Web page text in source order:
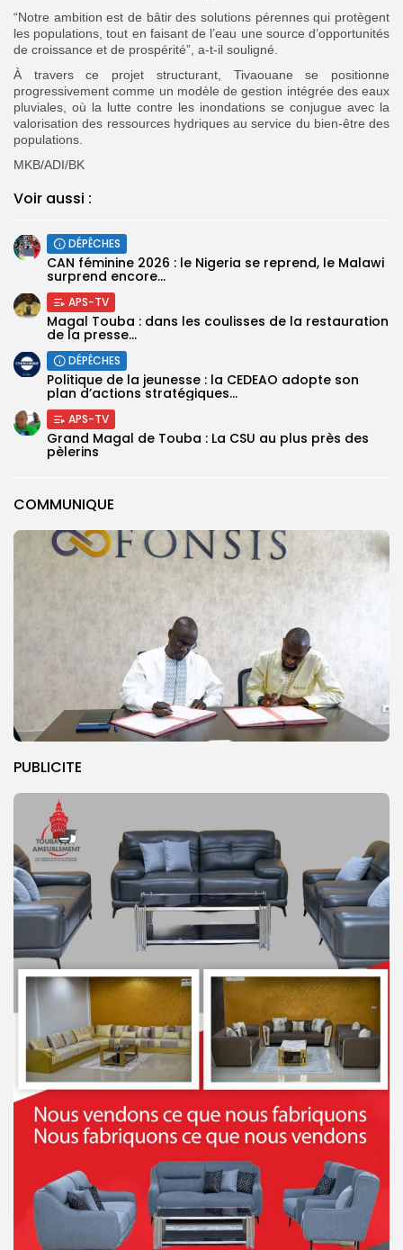
COMMUNIQUE
PUBLICITE
“Notre ambition est de bâtir des solutions pérennes qui protègent
les populations, tout en faisant de l’eau une source d’opportunités
de croissance et de prospérité”, a-t-il souligné.
À travers ce projet structurant, Tivaouane se positionne
progressivement comme un modèle de gestion intégrée des eaux
pluviales, où la lutte contre les inondations se conjugue avec la
valorisation des ressources hydriques au service du bien-être des
populations.
MKB/ADI/BK
Voir aussi :
DÉPÊCHES
‎CAN féminine 2026 : le Nigeria se reprend, le Malawi
surprend encore...
APS-TV
Magal Touba : dans les coulisses de la restauration
de la presse...
DÉPÊCHES
Politique de la jeunesse : la CEDEAO adopte son
plan d’actions stratégiques...
APS-TV
Grand Magal de Touba : La CSU au plus près des
pèlerins